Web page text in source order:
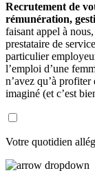
Recrutement de
rémunération,
faisant appel à nous,
prestataire de
particulier
l’emploi d’une
n’avez qu’à
imaginé (et c’est
Votre quotidien